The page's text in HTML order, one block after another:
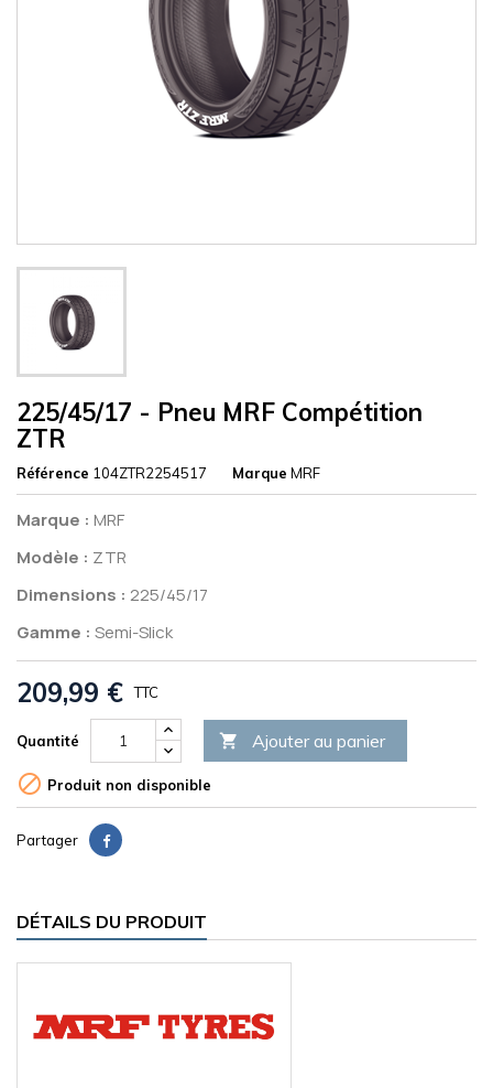
225/45/17 - Pneu MRF Compétition
ZTR
Référence 104ZTR2254517 Marque MRF
Marque : MRF
Modèle : ZTR
Dimensions : 225/45/17
Gamme : Semi-Slick
209,99 € TTC
Quantité  Ajouter au panier
 Produit non disponible
Partager
DÉTAILS DU PRODUIT